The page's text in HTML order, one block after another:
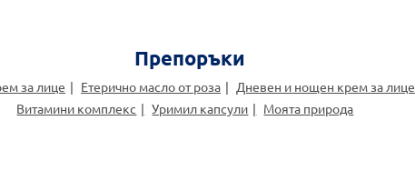
Препоръки
за лице Етерично масло от роза Дневен и нощен крем за лице
Витамини комплекс
Уримил капсули Моята природа